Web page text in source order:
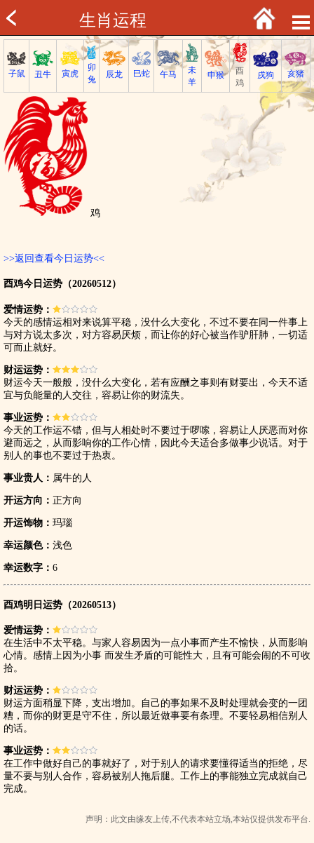
生肖运程
子鼠 丑牛 寅虎
卯
兔
辰龙 巳蛇 午马
未
羊
申猴
酉
鸡
戌狗 亥猪
鸡
>>返回查看今日运势<<
酉鸡今日运势（20260512）
爱情运势：
今天的感情运相对来说算平稳，没什么大变化，不过不要在同一件事上
与对方说太多次，对方容易厌烦，而让你的好心被当作驴肝肺，一切适
可而止就好。
财运运势：
财运今天一般般，没什么大变化，若有应酬之事则有财要出，今天不适
宜与负能量的人交往，容易让你的财流失。
事业运势：
今天的工作运不错，但与人相处时不要过于啰嗦，容易让人厌恶而对你
避而远之，从而影响你的工作心情，因此今天适合多做事少说话。对于
别人的事也不要过于热衷。
事业贵人： 属牛的人
开运方向： 正方向
开运饰物： 玛瑙
幸运颜色： 浅色
幸运数字： 6
酉鸡明日运势（20260513）
爱情运势：
在生活中不太平稳。与家人容易因为一点小事而产生不愉快，从而影响
心情。感情上因为小事 而发生矛盾的可能性大，且有可能会闹的不可收
拾。
财运运势：
财运方面稍显下降，支出增加。自己的事如果不及时处理就会变的一团
糟，而你的财更是守不住，所以最近做事要有条理。不要轻易相信别人
的话。
事业运势：
在工作中做好自己的事就好了，对于别人的请求要懂得适当的拒绝，尽
量不要与别人合作，容易被别人拖后腿。工作上的事能独立完成就自己
完成。
声明：此文由缘友上传,不代表本站立场,本站仅提供发布平台.